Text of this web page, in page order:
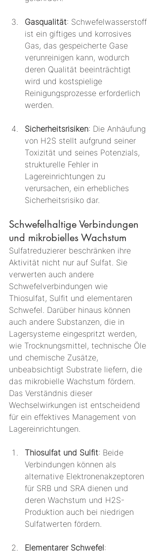
Gasqualität: Schwefelwasserstoff
ist ein giftiges und korrosives
Gas, das gespeicherte Gase
verunreinigen kann, wodurch
deren Qualität beeinträchtigt
wird und kostspielige
Reinigungsprozesse erforderlich
werden.
Sicherheitsrisiken: Die Anhäufung
von H2S stellt aufgrund seiner
Toxizität und seines Potenzials,
strukturelle Fehler in
Lagereinrichtungen zu
verursachen, ein erhebliches
Sicherheitsrisiko dar.
Schwefelhaltige Verbindungen
und mikrobielles Wachstum
Sulfatreduzierer beschränken ihre
Aktivität nicht nur auf Sulfat. Sie
verwerten auch andere
Schwefelverbindungen wie
Thiosulfat, Sulfit und elementaren
Schwefel. Darüber hinaus können
auch andere Substanzen, die in
Lagersysteme eingespritzt werden,
wie Trocknungsmittel, technische Öle
und chemische Zusätze,
unbeabsichtigt Substrate liefern, die
das mikrobielle Wachstum fördern.
Das Verständnis dieser
Wechselwirkungen ist entscheidend
für ein effektives Management von
Lagereinrichtungen.
Thiosulfat und Sulfit: Beide
Verbindungen können als
alternative Elektronenakzeptoren
für SRB und SRA dienen und
deren Wachstum und H2S-
Produktion auch bei niedrigen
Sulfatwerten fördern.
Elementarer Schwefel: